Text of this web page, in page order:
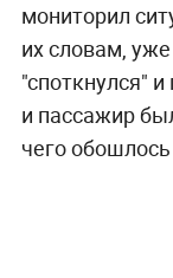
мониторил
их словам,
"споткнулся"
и пассажир
чего